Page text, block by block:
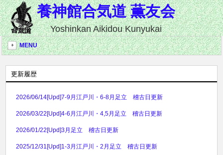
養神館合気道 薫友会
Yoshinkan Aikidou Kunyukai
MENU
更新履歴
2026/06/14[Upd]7-9月江戸川・6-8月足立 稽古日更新
2026/03/22 [Upd]4-6月江戸川・4,5月足立 稽古日更新
2026/01/22 [Upd]3月足立 稽古日更新
2025/12/31 [Upd]1-3月江戸川・2月足立 稽古日更新